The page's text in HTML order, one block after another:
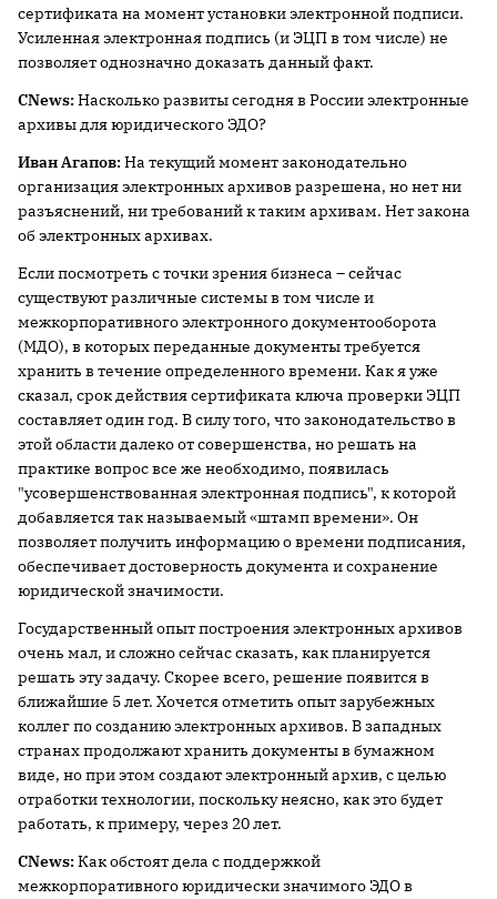
сертификата на момент установки электронной подписи.
Усиленная электронная подпись (и ЭЦП в том числе) не
позволяет однозначно доказать данный факт.
CNews:Насколько развиты сегодня в России электронные
архивы для юридического ЭДО?
Иван Агапов:На текущий момент законодательно
организация электронных архивов разрешена, но нет ни
разъяснений, ни требований к таким архивам. Нет закона
об электронных архивах.
Если посмотреть с точки зрения бизнеса – сейчас
существуют различные системы в том числе и
межкорпоративного электронного документооборота
(МДО), в которых переданные документы требуется
хранить в течение определенного времени. Как я уже
сказал, срок действия сертификата ключа проверки ЭЦП
составляет один год. В силу того, что законодательство в
этой области далеко от совершенства, но решать на
практике вопрос все же необходимо, появилась
"усовершенствованная электронная подпись", к которой
добавляется так называемый «штамп времени». Он
позволяет получить информацию о времени подписания,
обеспечивает достоверность документа и сохранение
юридической значимости.
Государственный опыт построения электронных архивов
очень мал, и сложно сейчас сказать, как планируется
решать эту задачу. Скорее всего, решение появится в
ближайшие 5 лет. Хочется отметить опыт зарубежных
коллег по созданию электронных архивов. В западных
странах продолжают хранить документы в бумажном
виде, но при этом создают электронный архив, с целью
отработки технологии, поскольку неясно, как это будет
работать, к примеру, через 20 лет.
CNews:Как обстоят дела с поддержкой
межкорпоративного юридически значимого ЭДО в